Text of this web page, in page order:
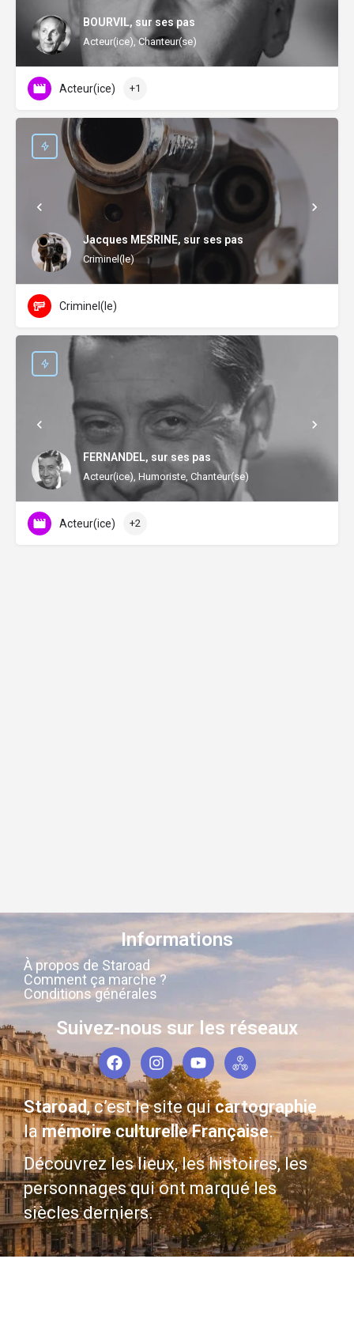
BOURVIL, sur ses pas
Acteur(ice), Chanteur(se)
Acteur(ice) +1
Jacques MESRINE, sur ses pas
Criminel(le)
Criminel(le)
FERNANDEL, sur ses pas
Acteur(ice), Humoriste, Chanteur(se)
Acteur(ice) +2
Informations
À propos de Staroad
Comment ça marche ?
Conditions générales
Suivez-nous sur les réseaux
Staroad, c’est le site quicartographie
lamémoire culturelle Française.
Découvrez les lieux, les histoires, les
personnages qui ont marqué les
siècles derniers.